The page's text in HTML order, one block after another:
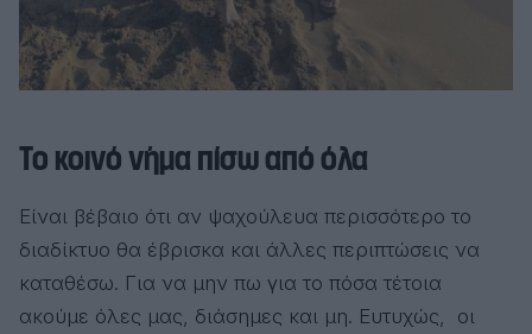
Το κοινό νήμα πίσω από όλα
Είναι βέβαιο ότι αν ψαχούλευα περισσότερο το
διαδίκτυο θα έβρισκα και άλλες περιπτώσεις να
καταθέσω. Για να μην πω για το πόσα τέτοια
ακούμε όλες μας, διάσημες και μη. Ευτυχώς, οι